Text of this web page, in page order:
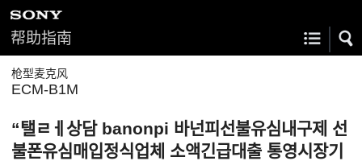
帮助指南
枪型麦克风
ECM-B1M
“탤ㄹㅔ상담 banonpi 바넌피선불유심내구제 선
불폰유심매입정식업체 소액긴급대출 통영시장기